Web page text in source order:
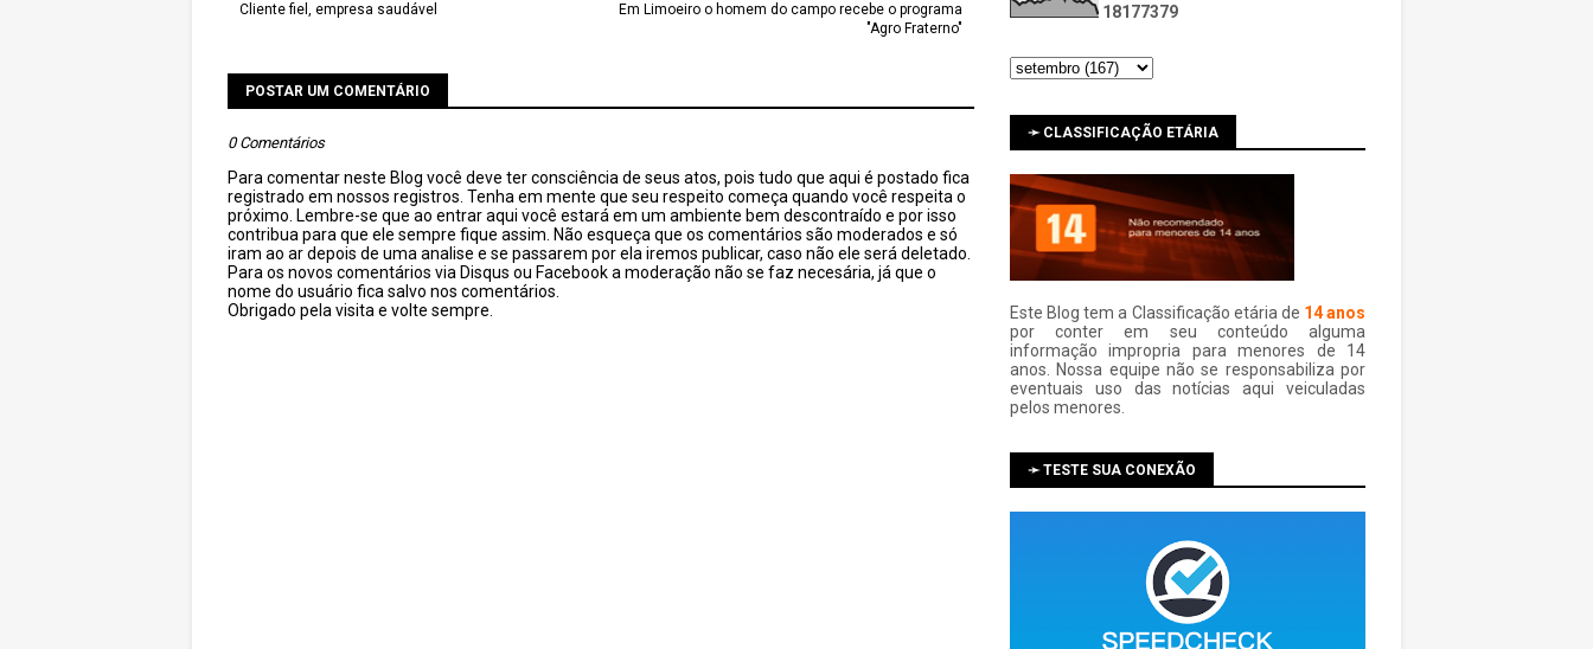
Em Limoeiro o homem do campo recebe o programa
"Agro Fraterno"
Cliente fiel, empresa saudável
POSTAR UM COMENTÁRIO
0 Comentários
Para comentar neste Blog você deve ter consciência de seus atos, pois tudo que aqui é postado fica
registrado em nossos registros. Tenha em mente que seu respeito começa quando você respeita o
próximo. Lembre-se que ao entrar aqui você estará em um ambiente bem descontraído e por isso
contribua para que ele sempre fique assim. Não esqueça que os comentários são moderados e só
iram ao ar depois de uma analise e se passarem por ela iremos publicar, caso não ele será deletado.
Para os novos comentários via Disqus ou Facebook a moderação não se faz necesária, já que o
nome do usuário fica salvo nos comentários.
Obrigado pela visita e volte sempre.
1 81 77379
➛ CLASSIFICAÇÃO ETÁRIA
Este Blog tem a Classificação etária de 14 anos
por conter em seu conteúdo alguma
informação impropria para menores de 14
anos. Nossa equipe não se responsabiliza por
eventuais uso das notí­cias aqui veiculadas
pelos menores.
➛ TESTE SUA CONEXÃO